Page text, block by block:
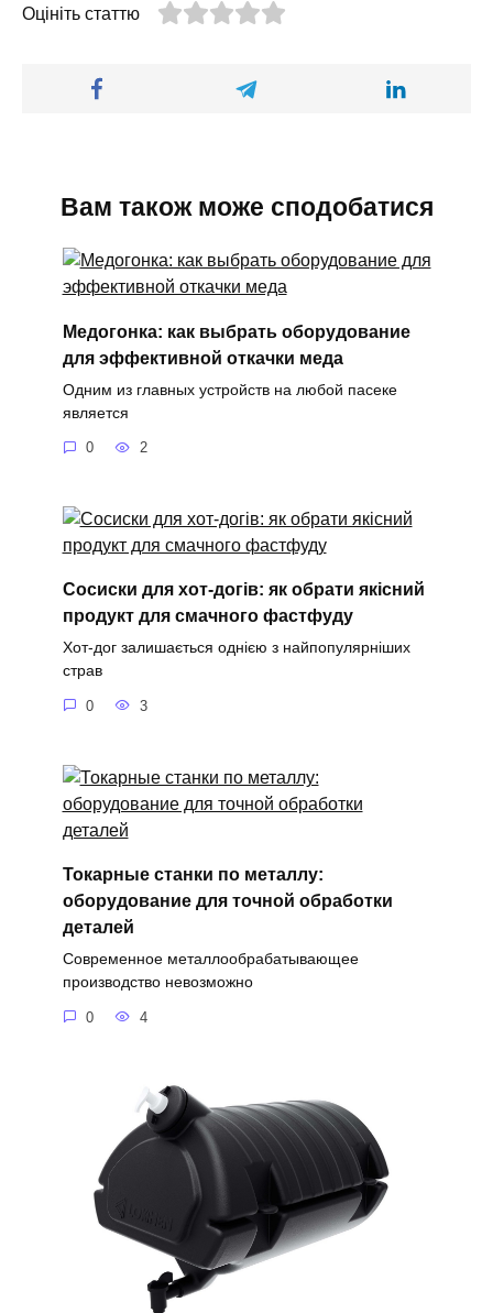
Оцініть статтю
Вам також може сподобатися
Медогонка: как выбрать оборудование
для эффективной откачки меда
Одним из главных устройств на любой пасеке
является
0 2
Сосиски для хот-догів: як обрати якісний
продукт для смачного фастфуду
Хот-дог залишається однією з найпопулярніших
страв
0 3
Токарные станки по металлу:
оборудование для точной обработки
деталей
Современное металлообрабатывающее
производство невозможно
0 4